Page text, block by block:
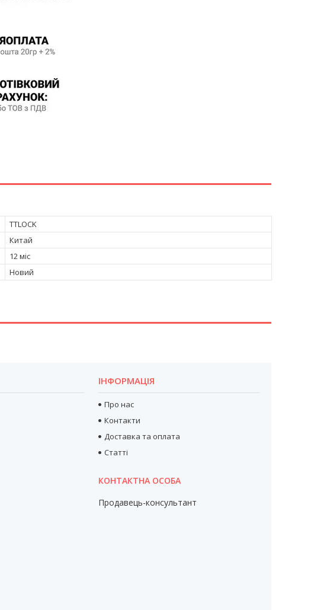
TTLOCK
Китай
12 міс
Новий
ІНФОРМАЦІЯ
Про нас
Контакти
Доставка та оплата
Статті
Продавець-консультант